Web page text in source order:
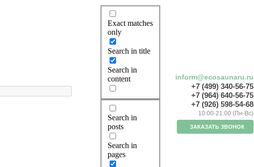
Exact matches
only
Search in title
Search in
content
Search in
posts
Search in
pages
inform@ecosaunaru.ru
+7 (499) 340-56-75
+7 (964) 640-56-75
+7 (926) 598-54-68
10:00-21:00 (Пн-Вс)
ЗАКАЗАТЬ ЗВОНОК